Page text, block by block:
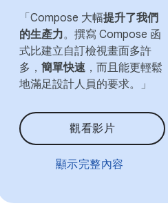
「Compose 大幅提升了我們
的生產力。撰寫 Compose 函
式比建立自訂檢視畫面多許
多， 簡單快速 ，而且能更輕鬆
地滿足設計人員的要求。」
觀看影片
顯示完整內容